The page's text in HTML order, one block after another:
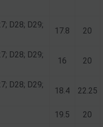
D28; D29;
17.8 20
D28; D29;
16 20
D28; D29;
18.4 22.25
19.5 20